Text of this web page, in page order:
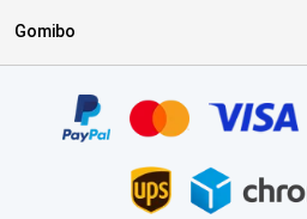
Gomibo